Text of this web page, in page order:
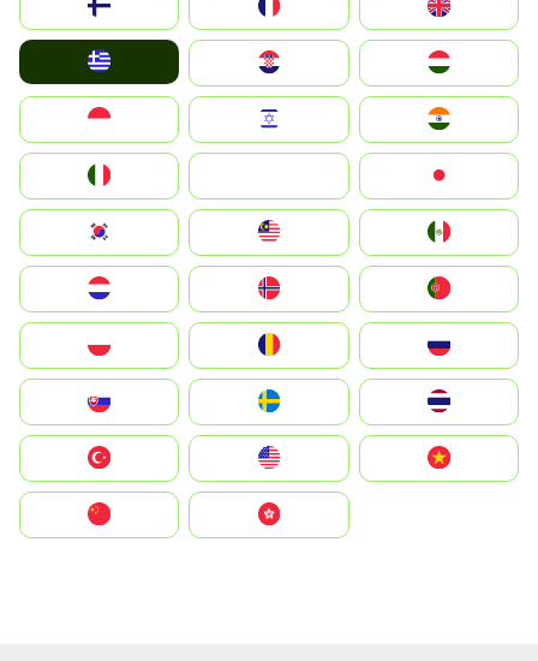
United Kingdom
Magyarország
South Korea
United States
中國香港特別行政區